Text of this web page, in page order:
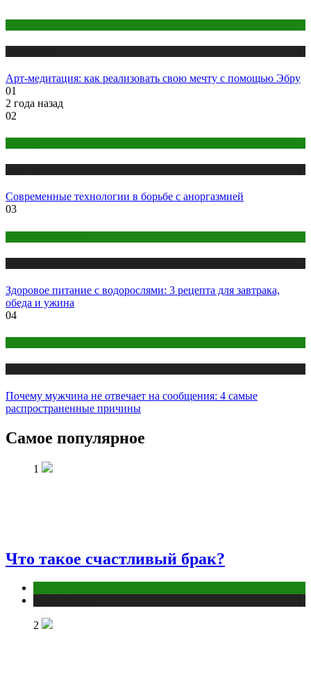
Арт-медитация: как реализовать свою мечту с помощью Эбру
01
2 года назад
02
Современные технологии в борьбе с аноргазмией
03
Здоровое питание с водорослями: 3 рецепта для завтрака,
обеда и ужина
04
Почему мужчина не отвечает на сообщения: 4 самые
распространенные причины
Самое популярное
1
Что такое счастливый брак?
2